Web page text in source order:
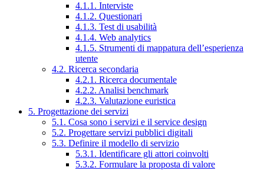
4.1.1. Interviste
4.1.2. Questionari
4.1.3. Test di usabilità
4.1.4. Web analytics
4.1.5. Strumenti di mappatura dell’esperienza
utente
4.2. Ricerca secondaria
4.2.1. Ricerca documentale
4.2.2. Analisi benchmark
4.2.3. Valutazione euristica
5. Progettazione dei servizi
5.1. Cosa sono i servizi e il service design
5.2. Progettare servizi pubblici digitali
5.3. Definire il modello di servizio
5.3.1. Identificare gli attori coinvolti
5.3.2. Formulare la proposta di valore